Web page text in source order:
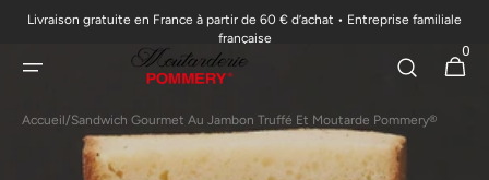
passer au
Livraison gratuite en France à partir de 60 € d’achat • Entreprise familiale
française
Panier
0
0 article
Accueil/Sandwich Gourmet Au Jambon Truffé Et Moutarde Pommery®